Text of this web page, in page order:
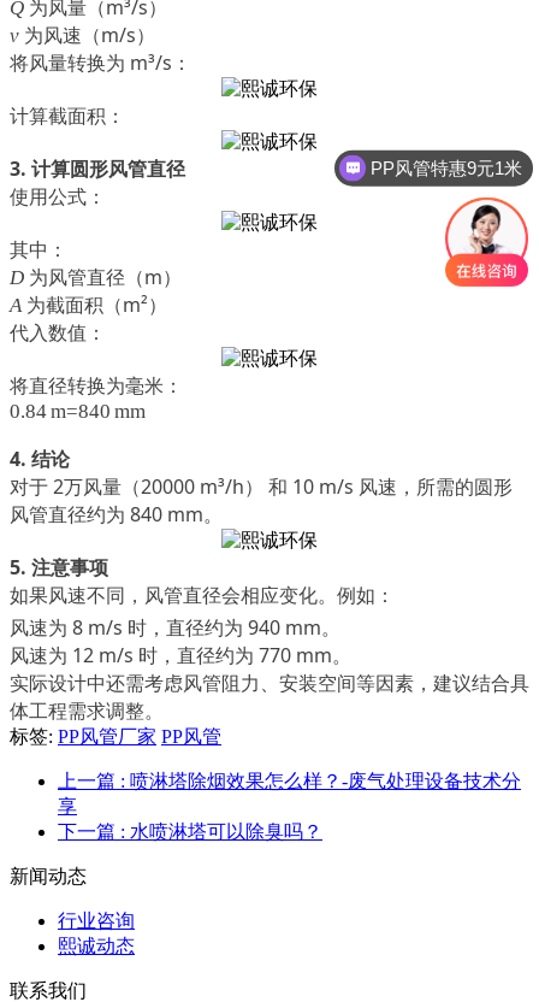
Q 为风量（m³/s）
v 为风速（m/s）
将风量转换为 m³/s：
计算截面积：
3. 计算圆形风管直径
使用公式：
其中：
D 为风管直径（m）
A为截面积（m²）
代入数值：
将直径转换为毫米：
0.84 m=840 mm
4. 结论
对于2万风量（20000 m³/h） 和 10 m/s 风速 ，所需的圆形
风管直径约为 840 mm。
5. 注意事项
如果风速不同，风管直径会相应变化。例如：
风速为 8 m/s 时，直径约为 940 mm。
风速为 12 m/s 时，直径约为 770 mm。
实际设计中还需考虑风管阻力、安装空间等因素，建议结合具
体工程需求调整。
标签: PP风管厂家 PP风管
上一篇 : 喷淋塔除烟效果怎么样？-废气处理设备技术分
享
下一篇 : 水喷淋塔可以除臭吗？
新闻动态
行业咨询
熙诚动态
联系我们
PP风管特惠9元1米